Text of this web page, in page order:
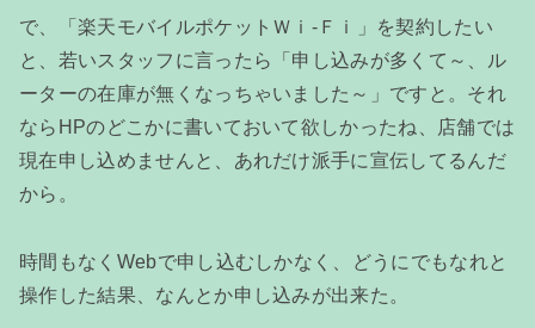
で、「楽天モバイルポケットＷｉ-Ｆｉ」を契約したい
と、若いスタッフに言ったら「申し込みが多くて～、ル
ーターの在庫が無くなっちゃいました～」ですと。それ
ならHPのどこかに書いておいて欲しかったね、店舗では
現在申し込めませんと、あれだけ派手に宣伝してるんだ
から。
時間もなくWebで申し込むしかなく、どうにでもなれと
操作した結果、なんとか申し込みが出来た。